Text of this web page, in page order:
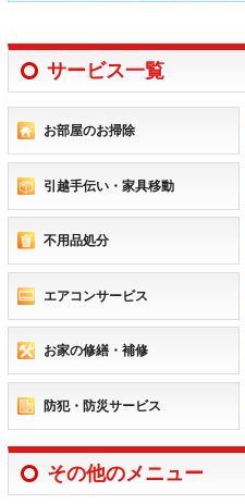
サービス一覧
お部屋のお掃除
引越手伝い・家具移動
不用品処分
エアコンサービス
お家の修繕・補修
防犯・防災サービス
その他のメニュー